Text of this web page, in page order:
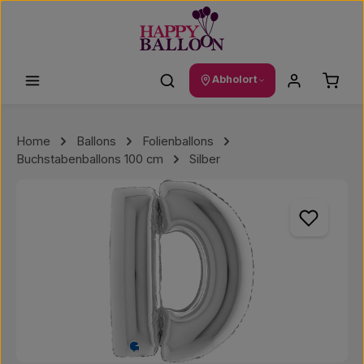
Abholort
Home Ballons
Folienballons
Buchstabenballons 100 cm
Silber
Bildergalerie überspringen